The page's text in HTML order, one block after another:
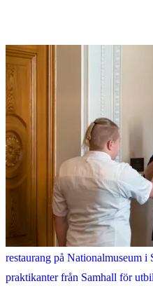
Det är viktigt att vi tar tillvara på
Fredrik Eriksson är en av
restaurang på Nationalmuseum
praktikanter från Samhall för